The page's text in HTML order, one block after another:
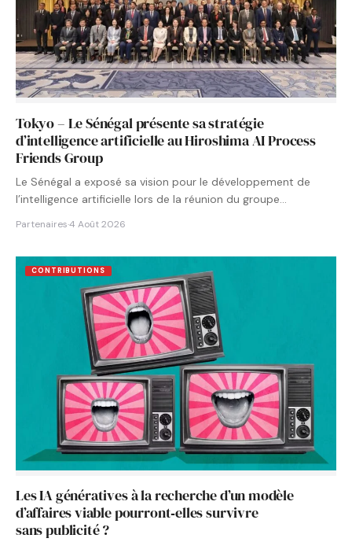
Tokyo – Le Sénégal présente sa stratégie
d’intelligence artificielle au Hiroshima AI Process
Friends Group
Le Sénégal a exposé sa vision pour le développement de
l’intelligence artificielle lors de la réunion du groupe…
Partenaires·4 Août 2026
CONTRIBUTIONS
Les IA génératives à la recherche d’un modèle
d’affaires viable pourront‑elles survivre
sans publicité ?